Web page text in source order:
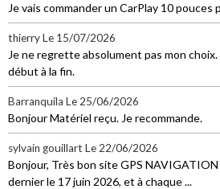
Je vais commander un CarPlay 10 pouces
thierryLe 15/07/2026
Je ne regrette absolument pas mon
début à la fin.
Barranquila Le 25/06/2026
Bonjour Matériel reçu. Je recommande.
sylvain gouillart Le 22/06/2026
Bonjour, Très bon site GPS
dernier le 17 juin 2026, et à chaque ...